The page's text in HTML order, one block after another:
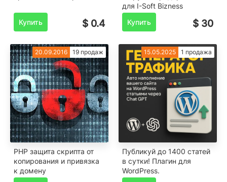
Купить $ 0.4
для I-Soft Bizness
Купить
$ 30
20.09.2016 19 продаж
PHP защита скрипта от
копирования и привязка
к домену
15.05.2025 1 продажа
Публикуй до 1400 статей
в сутки! Плагин для
WordPress.